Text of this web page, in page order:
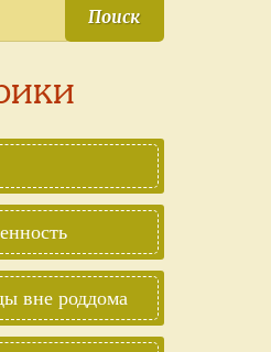
Поиск
вне роддома